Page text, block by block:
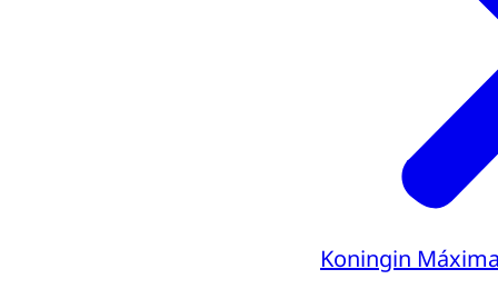
Koningin